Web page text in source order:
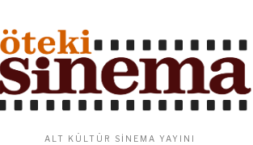
ALT KÜLTÜR SINEMA YAYINI